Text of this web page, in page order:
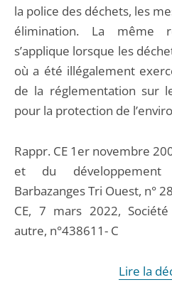
la police des déchets, les
élimination. La même
s’applique lorsque les
où a été illégalement
de la réglementation sur
pour la protection de
Rappr. CE 1er novembre
et du
Barbazanges Tri Ouest, n°
CE, 7 mars 2022,
autre, n°438611- C
Lire la